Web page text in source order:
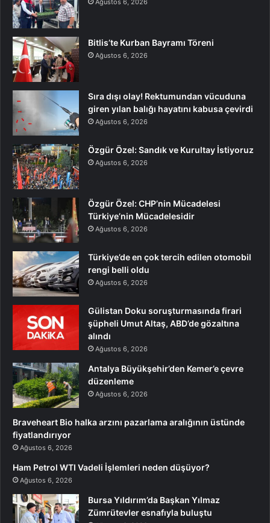
Bitlis’te Kurban Bayramı Töreni
Ağustos 6, 2026
Sıra dışı olay! Rektumundan vücuduna
giren yılan balığı hayatını kabusa çevirdi
Ağustos 6, 2026
Özgür Özel: Sandık ve Kurultay İstiyoruz
Ağustos 6, 2026
Özgür Özel: CHP’nin Mücadelesi
Türkiye’nin Mücadelesidir
Ağustos 6, 2026
Türkiye’de en çok tercih edilen otomobil
rengi belli oldu
Ağustos 6, 2026
Gülistan Doku soruşturmasında firari
şüpheli Umut Altaş, ABD’de gözaltına
alındı
Ağustos 6, 2026
Antalya Büyükşehir’den Kemer’e çevre
düzenleme
Ağustos 6, 2026
Braveheart Bio halka arzını pazarlama aralığının üstünde
fiyatlandırıyor
Ağustos 6, 2026
Ham Petrol WTI Vadeli İşlemleri neden düşüyor?
Ağustos 6, 2026
Bursa Yıldırım’da Başkan Yılmaz
Zümrütevler esnafıyla buluştu